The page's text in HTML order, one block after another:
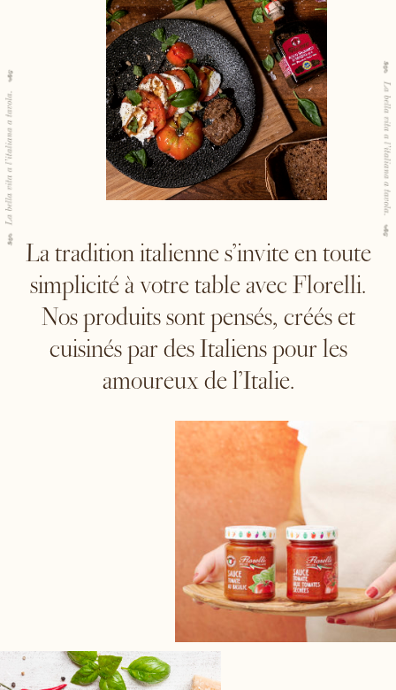
La tradition italienne s’invite en toute
simplicité à votre table avec Florelli.
Nos produits sont pensés, créés et
cuisinés par des Italiens pour les
amoureux de l’Italie.